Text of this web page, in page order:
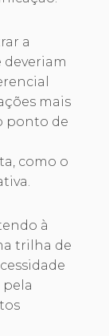
a
deveriam
mais
ponto de
como o
à
trilha de